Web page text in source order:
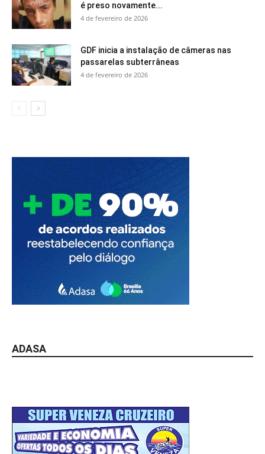
é preso novamente...
4 de fevereiro de 2026
GDF inicia a instalação de câmeras nas
passarelas subterrâneas
4 de fevereiro de 2026
ADASA